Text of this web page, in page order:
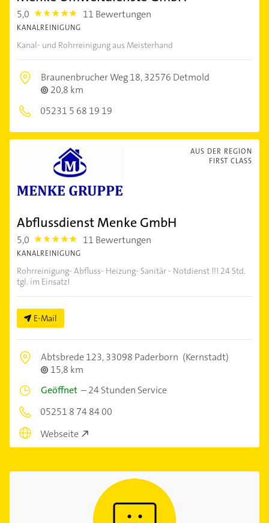
5,0 5.0 11 Bewertungen
KANALREINIGUNG
Kanal- und Rohrreinigung aus Meisterhand
Braunenbrucher Weg 18,32576 Detmold
20,8 km
05231 5 68 19 19
AUS DER REGION
FIRST CLASS
Abflussdienst Menke GmbH
5,0 5.0 11 Bewertungen
KANALREINIGUNG
Rohrreinigung- Abfluss- Heizung- Sanitär - Notdienst !!! 24 Std.
tgl. im Einsatz!
E-Mail
Abtsbrede 123,33098 Paderborn (Kernstadt)
15,8 km
Geöffnet –24 Stunden Service
05251 8 74 84 00
Webseite